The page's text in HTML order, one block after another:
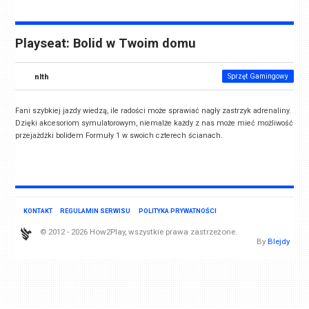
Playseat: Bolid w Twoim domu
nlth Sprzęt Gamingowy
Fani szybkiej jazdy wiedzą, ile radości może sprawiać nagły zastrzyk adrenaliny.
Dzięki akcesoriom symulatorowym, niemalże każdy z nas może mieć możliwość
przejażdżki bolidem Formuły 1 w swoich czterech ścianach.
KONTAKT REGULAMIN SERWISU POLITYKA PRYWATNOŚCI
© 2012 - 2026 How2Play, wszystkie prawa zastrzeżone.
By Blejdy